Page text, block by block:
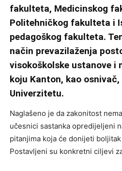
fakulteta, Medicinskog
Politehničkog fakulteta i
pedagoškog fakulteta.
način prevazilaženja
visokoškolske ustanove i
koju Kanton, kao
Univerzitetu.
Naglašeno je da zakonitost
učesnici sastanka opredijeljeni
pitanjima koja će donijeti
Postavljeni su konkretni ciljevi